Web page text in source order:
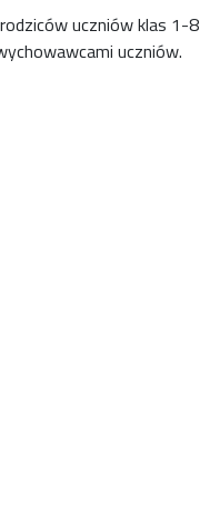
uczniów klas 1-8
uczniów.